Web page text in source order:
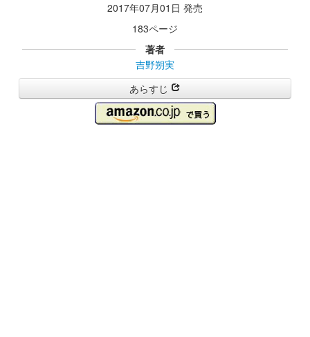
2017年07月01日 発売
183ページ
著者
吉野朔実
あらすじ